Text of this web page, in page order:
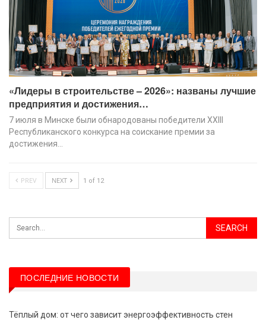
«Лидеры в строительстве – 2026»: названы лучшие
предприятия и достижения…
7 июля в Минске были обнародованы победители XХIII
Республиканского конкурса на соискание премии за
достижения…
PREV NEXT 1 of 12
ПОСЛЕДНИЕ НОВОСТИ
Тёплый дом: от чего зависит энергоэффективность стен